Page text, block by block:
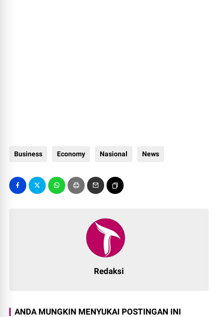
Business Economy Nasional News
Redaksi
ANDA MUNGKIN MENYUKAI POSTINGAN INI